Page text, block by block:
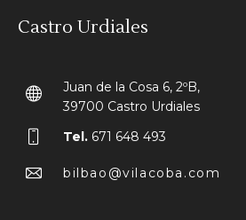
Castro Urdiales
Juan de la Cosa 6, 2ºB,
39700 Castro Urdiales
Tel. 671 648 493
bilbao@vilacoba.com